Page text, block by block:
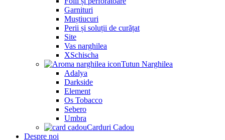
Garnituri
Muștiucuri
Perii și soluții de curățat
Site
Vas narghilea
XSchischa
Tutun Narghilea
Adalya
Darkside
Element
Os Tobacco
Sebero
Umbra
Carduri Cadou
Despre noi